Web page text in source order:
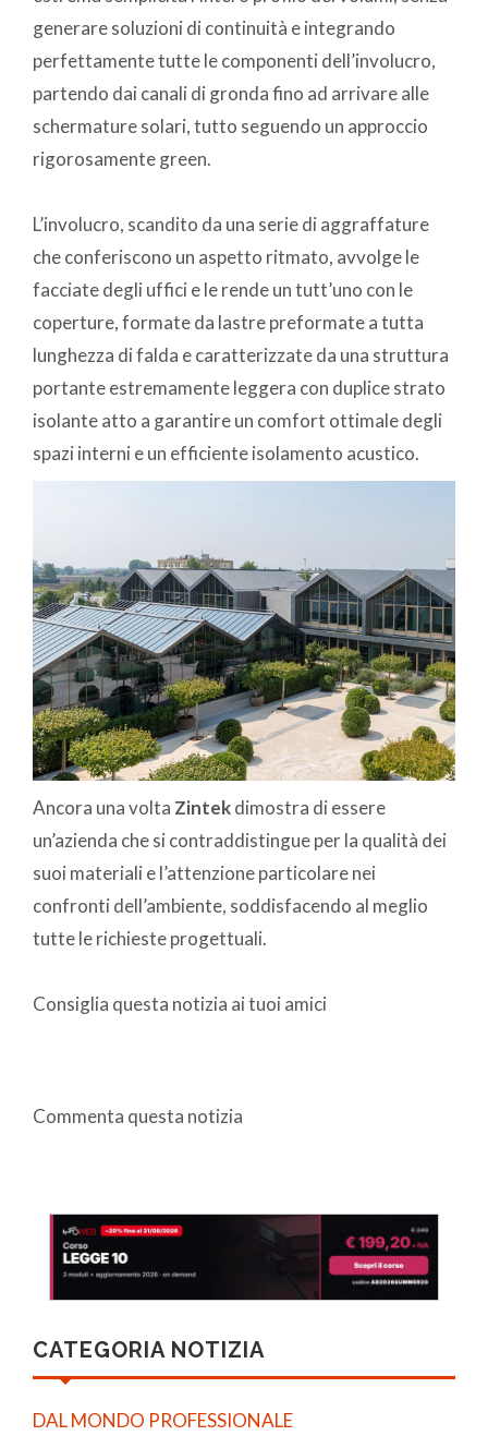
generare soluzioni di continuità e integrando
perfettamente tutte le componenti dell’involucro,
partendo dai canali di gronda fino ad arrivare alle
schermature solari, tutto seguendo un approccio
rigorosamente green.
L’involucro, scandito da una serie di aggraffature
che conferiscono un aspetto ritmato, avvolge le
facciate degli uffici e le rende un tutt’uno con le
coperture, formate da lastre preformate a tutta
lunghezza di falda e caratterizzate da una struttura
portante estremamente leggera con duplice strato
isolante atto a garantire un comfort ottimale degli
spazi interni e un efficiente isolamento acustico.
Ancora una volta Zintekdimostra di essere
un’azienda che si contraddistingue per la qualità dei
suoi materiali e l’attenzione particolare nei
confronti dell’ambiente, soddisfacendo al meglio
tutte le richieste progettuali.
Consiglia questa notizia ai tuoi amici
Commenta questa notizia
CATEGORIA NOTIZIA
DAL MONDO PROFESSIONALE